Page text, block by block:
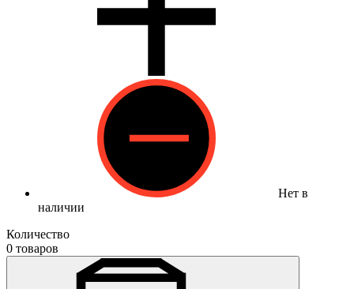
Нет в
наличии
Количество
0 товаров